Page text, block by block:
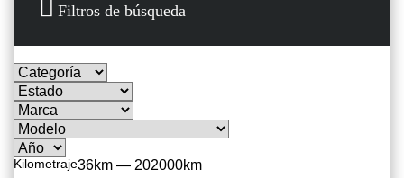
Filtros de búsqueda
Kilometraje36km — 202000km